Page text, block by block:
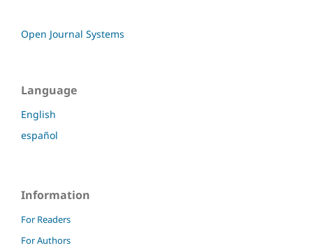
Open Journal Systems
Language
English
español
Information
For Readers
For Authors